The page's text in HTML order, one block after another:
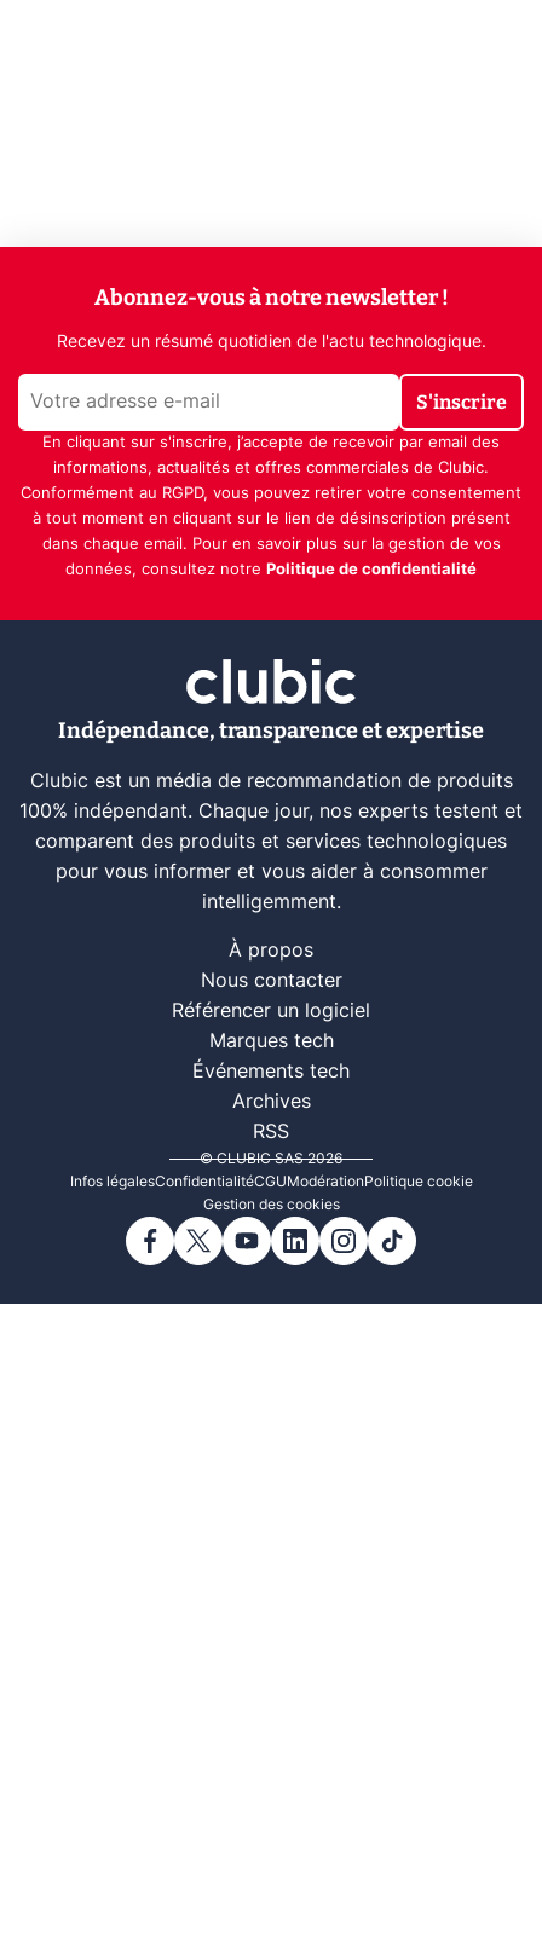
Abonnez-vous à notre newsletter !
Recevez un résumé quotidien de l'actu technologique.
S'inscrire
En cliquant sur s'inscrire, j’accepte de recevoir par email des
informations, actualités et offres commerciales de Clubic.
Conformément au RGPD, vous pouvez retirer votre consentement
à tout moment en cliquant sur le lien de désinscription présent
dans chaque email. Pour en savoir plus sur la gestion de vos
données, consultez notre Politique de confidentialité
Indépendance, transparence et expertise
Clubic est un média de recommandation de produits
100% indépendant. Chaque jour, nos experts testent et
comparent des produits et services technologiques
pour vous informer et vous aider à consommer
intelligemment.
À propos
Nous contacter
Référencer un logiciel
Marques tech
Événements tech
Archives
RSS
© CLUBIC SAS 2026
Infos légalesConfidentialitéCGUModérationPolitique cookie
Gestion des cookies